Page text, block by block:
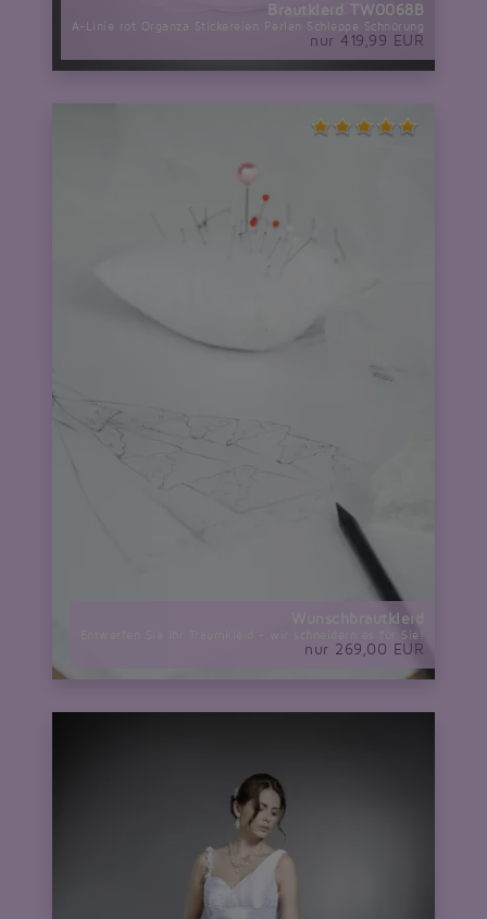
Brautkleid TW0068B
A-Linie rot Organza Stickereien Perlen Schleppe Schnürung
nur 419,99 EUR
Wunschbrautkleid
Entwerfen Sie Ihr Traumkleid - wir schneidern es für Sie!
nur 269,00 EUR